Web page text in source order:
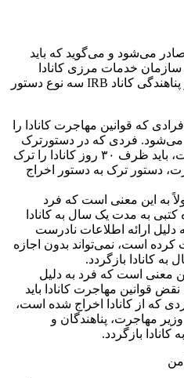
می‌شود و می‌گوید که باید
سازمان خدمات مرزی کانادا
CBSA یا هیئت مهاجرت و پناهندگی کاناد IRB سه نوع دستور
که قوانین مهاجرت کانادا را
می‌شود. فردی که در دستورترک
نامش ذکر شده است، باید ظرف ۳۰ روز کانادا را ترک
دستور ترک به دستور اخراج
به این معنی است که فرد
کتبی به مدت یک سال به کانادا
دلیل ارائه اطلاعات نادرست
است، نمی‌تواند بدون اجازه
کانادا بازگردد.
معنی است که فرد به دلیل
قوانین مهاجرت کانادا باید
که از کانادا اخراج شده است،
مهاجرت، پناهندگان و
کانادا بازگردد.